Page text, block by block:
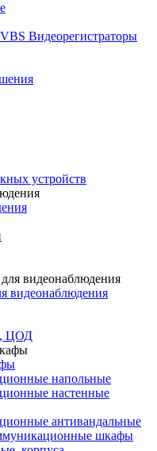
Видеорегистраторы
устройств
видеонаблюдения
ЦОД
напольные
настенные
антивандальные
шкафы